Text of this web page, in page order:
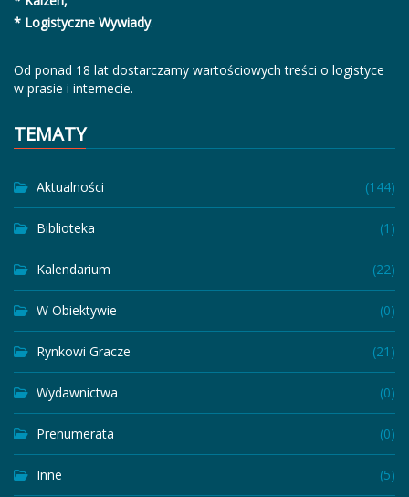
* Logistyczne Wywiady.
Od ponad 18 lat dostarczamy wartościowych treści o logistyce
w prasie i internecie.
TEMATY
Aktualności (144)
Biblioteka (1)
Kalendarium (22)
W Obiektywie (0)
Rynkowi Gracze (21)
Wydawnictwa (0)
Prenumerata (0)
Inne (5)